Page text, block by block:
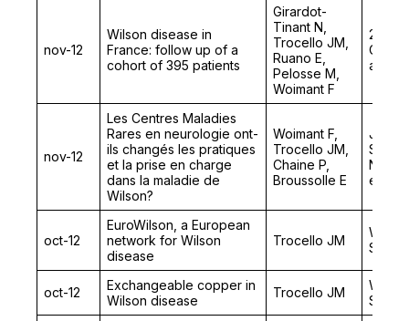
nov-12
Wilson disease in
France: follow up of a
cohort of 395 patients
Girardot-
Tinant N,
Trocello JM,
Ruano E,
Pelosse M,
Woimant F
2nd
and
nov-12
Les Centres Maladies
Rares en neurologie ont-
ils changés les pratiques
et la prise en charge
dans la maladie de
Wilson?
Woimant F,
Trocello JM,
Chaine P,
Broussolle E
en
oct-12
EuroWilson, a European
network for Wilson
disease
Trocello JM
oct-12
Exchangeable copper in
Wilson disease
Trocello JM